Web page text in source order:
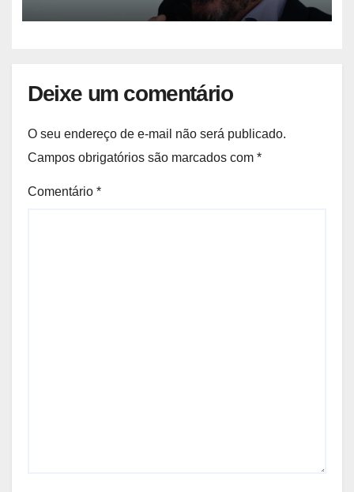
Deixe um comentário
O seu endereço de e-mail não será publicado.
Campos obrigatórios são marcados com *
Comentário *